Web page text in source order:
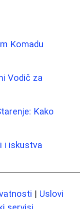
Komadu
Vodič za
Kako
i iskustva
| Uslovi